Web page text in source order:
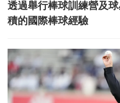
透過舉行棒球訓練營及
積的國際棒球經驗